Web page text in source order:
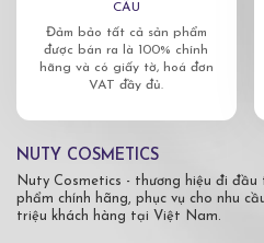
CẦU
Đảm bảo tất cả sản phẩm
được bán ra là 100% chính
hãng và có giấy tờ, hoá đơn
VAT đầy đủ.
NUTY COSMETICS
Nuty Cosmetics - thương hiệu đi
phẩm chính hãng, phục vụ cho nhu
triệu khách hàng tại Việt Nam.